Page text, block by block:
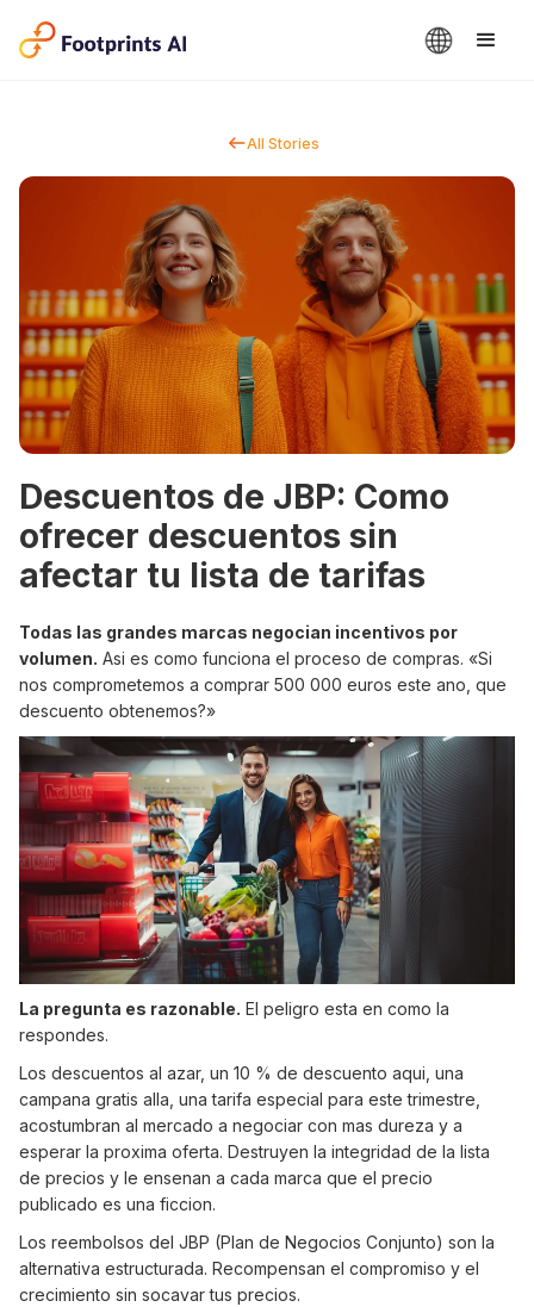
All Stories
Descuentos de JBP: Como
ofrecer descuentos sin
afectar tu lista de tarifas
Todas las grandes marcas negocian incentivos por
volumen. Asi es como funciona el proceso de compras. «Si
nos comprometemos a comprar 500 000 euros este ano, que
descuento obtenemos?»
La pregunta es razonable. El peligro esta en como la
respondes.
Los descuentos al azar, un 10 % de descuento aqui, una
campana gratis alla, una tarifa especial para este trimestre,
acostumbran al mercado a negociar con mas dureza y a
esperar la proxima oferta. Destruyen la integridad de la lista
de precios y le ensenan a cada marca que el precio
publicado es una ficcion.
Los reembolsos del JBP (Plan de Negocios Conjunto) son la
alternativa estructurada. Recompensan el compromiso y el
crecimiento sin socavar tus precios.